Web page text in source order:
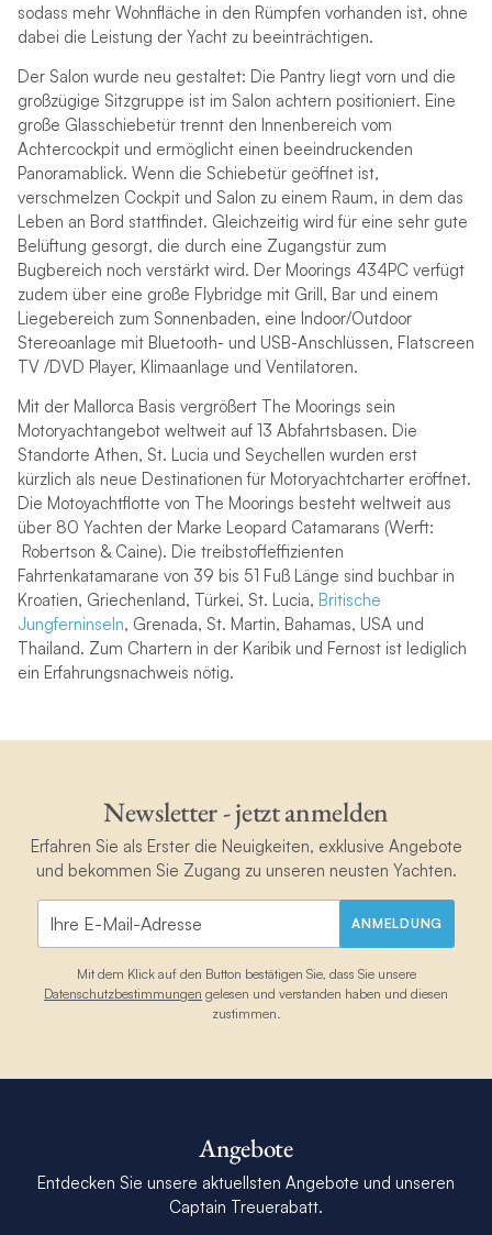
sodass mehr Wohnfläche in den Rümpfen vorhanden ist, ohne
dabei die Leistung der Yacht zu beeinträchtigen.
Der Salon wurde neu gestaltet: Die Pantry liegt vorn und die
großzügige Sitzgruppe ist im Salon achtern positioniert. Eine
große Glasschiebetür trennt den Innenbereich vom
Achtercockpit und ermöglicht einen beeindruckenden
Panoramablick. Wenn die Schiebetür geöffnet ist,
verschmelzen Cockpit und Salon zu einem Raum, in dem das
Leben an Bord stattfindet. Gleichzeitig wird für eine sehr gute
Belüftung gesorgt, die durch eine Zugangstür zum
Bugbereich noch verstärkt wird. Der Moorings 434PC verfügt
zudem über eine große Flybridge mit Grill, Bar und einem
Liegebereich zum Sonnenbaden, eine Indoor/Outdoor
Stereoanlage mit Bluetooth- und USB-Anschlüssen, Flatscreen
TV /DVD Player, Klimaanlage und Ventilatoren.
Mit der Mallorca Basis vergrößert The Moorings sein
Motoryachtangebot weltweit auf 13 Abfahrtsbasen. Die
Standorte Athen, St. Lucia und Seychellen wurden erst
kürzlich als neue Destinationen für Motoryachtcharter eröffnet.
Die Motoyachtflotte von The Moorings besteht weltweit aus
über 80 Yachten der Marke Leopard Catamarans (Werft:
Robertson & Caine). Die treibstoffeffizienten
Fahrtenkatamarane von 39 bis 51 Fuß Länge sind buchbar in
Kroatien, Griechenland, Türkei, St. Lucia, Britische
Jungferninseln, Grenada, St. Martin, Bahamas, USA und
Thailand. Zum Chartern in der Karibik und Fernost ist lediglich
ein Erfahrungsnachweis nötig.
Newsletter - jetzt anmelden
Erfahren Sie als Erster die Neuigkeiten, exklusive Angebote
und bekommen Sie Zugang zu unseren neusten Yachten.
ANMELDUNG
Mit dem Klick auf den Button bestätigen Sie, dass Sie unsere
Datenschutzbestimmungen gelesen und verstanden haben und diesen
zustimmen.
Angebote
Entdecken Sie unsere aktuellsten Angebote und unseren
Captain Treuerabatt.